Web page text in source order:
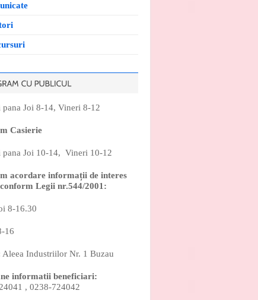
pana Joi 8-14, Vineri 8-12
Casierie
pana Joi 10-14, Vineri 10-12
acordare informații de interes
Legii nr.544/2001:
8-16.30
16
Aleea Industriilor Nr. 1 Buzau
informatii beneficiari:
, 0238-724042